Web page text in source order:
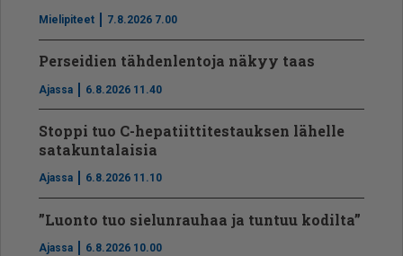
Mielipiteet 7.8.2026 7.00
Perseidien tähdenlentoja näkyy taas
Ajassa 6.8.2026 11.40
Stoppi tuo C-hepatiit­ti­tes­tauksen lähelle
satakuntalaisia
Ajassa 6.8.2026 11.10
”Luonto tuo sielunrauhaa ja tuntuu kodilta”
Ajassa 6.8.2026 10.00